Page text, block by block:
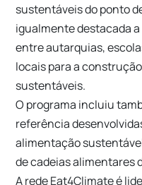
sustentáveis do ponto
igualmente destacada
entre autarquias,
locais para a
sustentáveis.
O programa incluiu
referência
alimentação
de cadeias alimentares
A rede Eat4Climate é